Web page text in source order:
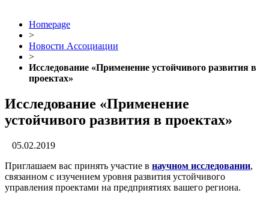
Homepage
>
Новости Ассоциации
>
Исследование «Применение устойчивого развития в
проектах»
Исследование «Применение
устойчивого развития в проектах»
05.02.2019
Приглашаем вас принять участие в научном исследовании,
связанном с изучением уровня развития устойчивого
управления проектами на предприятиях вашего региона.